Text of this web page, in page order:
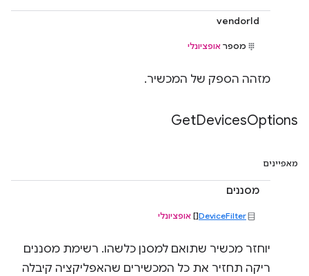
vendorId
מספר אופציונלי
מזהה הספק של המכשיר.
GetDevicesOptions
מאפיינים
מסננים
DeviceFilter
[] אופציונלי
יוחזר מכשיר שתואם למסנן כלשהו. רשימת מסננים
ריקה תחזיר את כל המכשירים שהאפליקציה קיבלה